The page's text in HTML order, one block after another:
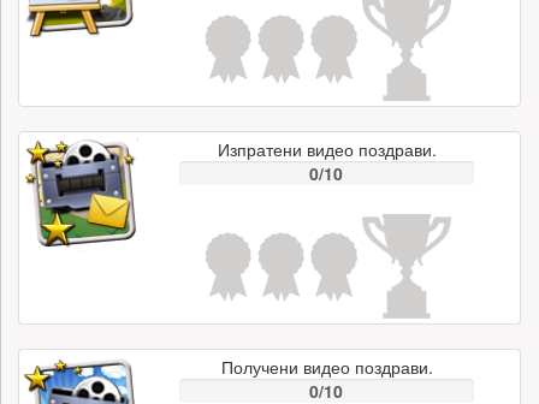
Изпратени видео поздрави.
0/10
Получени видео поздрави.
0/10